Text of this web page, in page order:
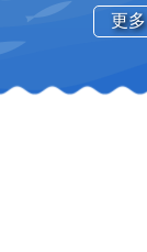
更多